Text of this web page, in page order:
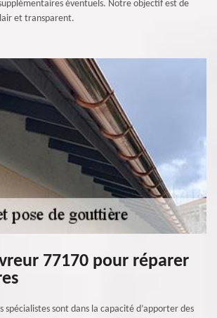
éventuels. Notre objectif est de
et transparent.
77170 pour réparer
spécialistes sont dans la capacité d’apporter des